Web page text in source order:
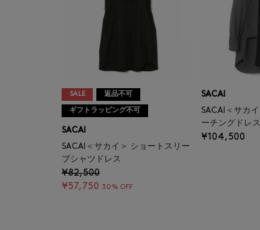
SALE 返品不可
ギフトラッピング不可
SACAI
SACAI＜サカイ＞ ショートスリー
ブシャツドレス
¥82,500
¥57,750 30% OFF
SACAI
SACAI＜サカ
ーチングドレス
¥104,500